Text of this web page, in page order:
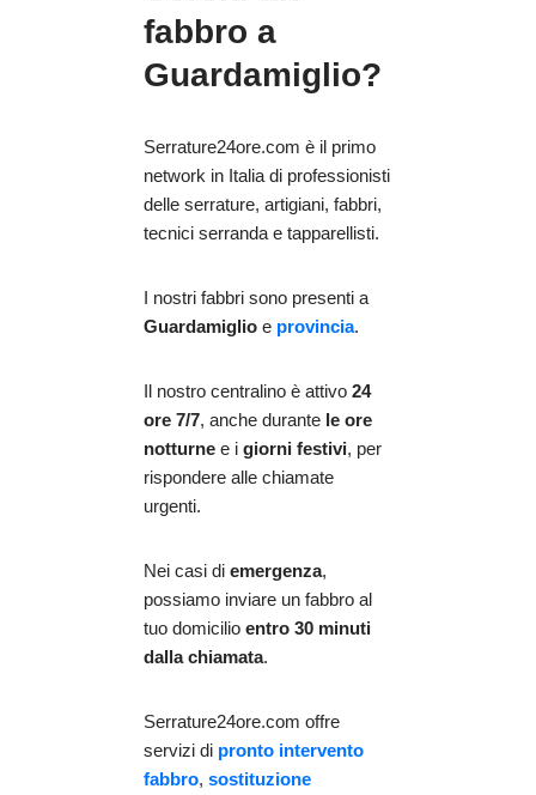
fabbro a
Guardamiglio?
Serrature24ore.com è il primo
network in Italia di professionisti
delle serrature, artigiani, fabbri,
tecnici serranda e tapparellisti.
I nostri fabbri sono presenti a
Guardamiglio e provincia.
Il nostro centralino è attivo 24
ore 7/7, anche durante le ore
notturne e i giorni festivi, per
rispondere alle chiamate
urgenti.
Nei casi di emergenza,
possiamo inviare un fabbro al
tuo domicilio entro 30 minuti
dalla chiamata.
Serrature24ore.com offre
servizi di pronto intervento
fabbro, sostituzione